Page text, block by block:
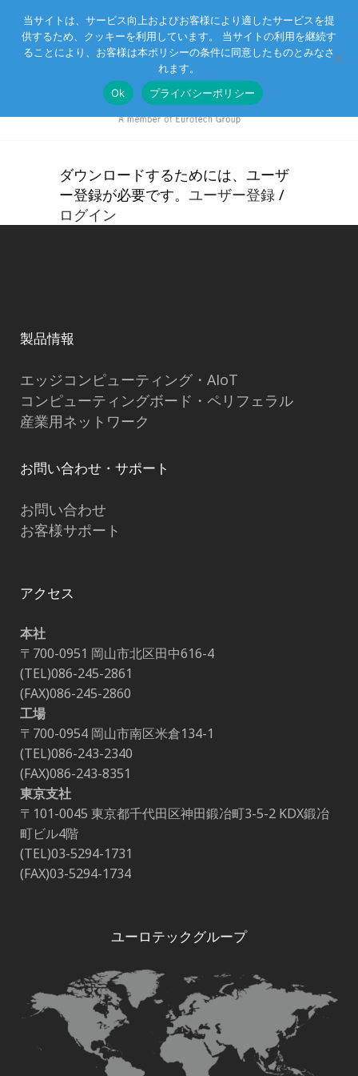
Eurotechグループ お客様サポート お問い合わせ
ダウンロードするためには、ユーザ
ー登録が必要です。 ユーザー登録 /
ログイン
製品情報
エッジコンピューティング・AIoT
コンピューティングボード・ペリフェラル
産業用ネットワーク
お問い合わせ・サポート
お問い合わせ
お客様サポート
アクセス
本社
〒700-0951 岡山市北区田中616-4
(TEL)086-245-2861
(FAX)086-245-2860
工場
〒700-0954 岡山市南区米倉134-1
(TEL)086-243-2340
(FAX)086-243-8351
東京支社
〒101-0045 東京都千代田区神田鍛冶町3-5-2 KDX鍛冶
町ビル4階
(TEL)03-5294-1731
(FAX)03-5294-1734
ユーロテックグループ
当サイトは、サービス向上およびお客様により適したサービスを提
供するため、クッキーを利用しています。 当サイトの利用を継続す
ることにより、お客様は本ポリシーの条件に同意したものとみなさ
れます。
Ok
プライバシーポリシー